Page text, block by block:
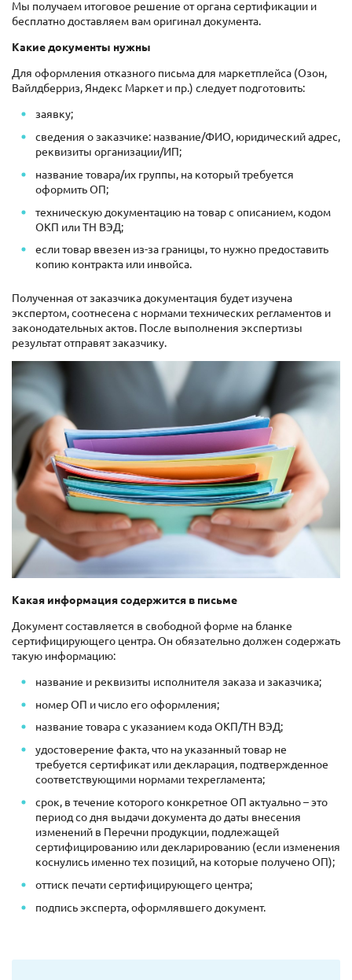
Мы получаем итоговое решение от органа сертификации и
бесплатно доставляем вам оригинал документа.
Какие документы нужны
Для оформления отказного письма для маркетплейса (Озон,
Вайлдберриз, Яндекс Маркет и пр.) следует подготовить:
заявку;
сведения о заказчике: название/ФИО, юридический адрес,
реквизиты организации/ИП;
название товара/их группы, на который требуется
оформить ОП;
техническую документацию на товар с описанием, кодом
ОКП или ТН ВЭД;
если товар ввезен из-за границы, то нужно предоставить
копию контракта или инвойса.
Полученная от заказчика документация будет изучена
экспертом, соотнесена с нормами технических регламентов и
законодательных актов. После выполнения экспертизы
результат отправят заказчику.
Какая информация содержится в письме
Документ составляется в свободной форме на бланке
сертифицирующего центра. Он обязательно должен содержать
такую информацию:
название и реквизиты исполнителя заказа и заказчика;
номер ОП и число его оформления;
название товара с указанием кода ОКП/ТН ВЭД;
удостоверение факта, что на указанный товар не
требуется сертификат или декларация, подтвержденное
соответствующими нормами техрегламента;
срок, в течение которого конкретное ОП актуально – это
период со дня выдачи документа до даты внесения
изменений в Перечни продукции, подлежащей
сертифицированию или декларированию (если изменения
коснулись именно тех позиций, на которые получено ОП);
оттиск печати сертифицирующего центра;
подпись эксперта, оформлявшего документ.